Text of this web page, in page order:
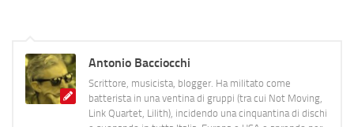
Antonio Bacciocchi
Scrittore, musicista, blogger. Ha militato come
batterista in una ventina di gruppi (tra cui Not Moving,
Link Quartet, Lilith), incidendo una cinquantina di dischi